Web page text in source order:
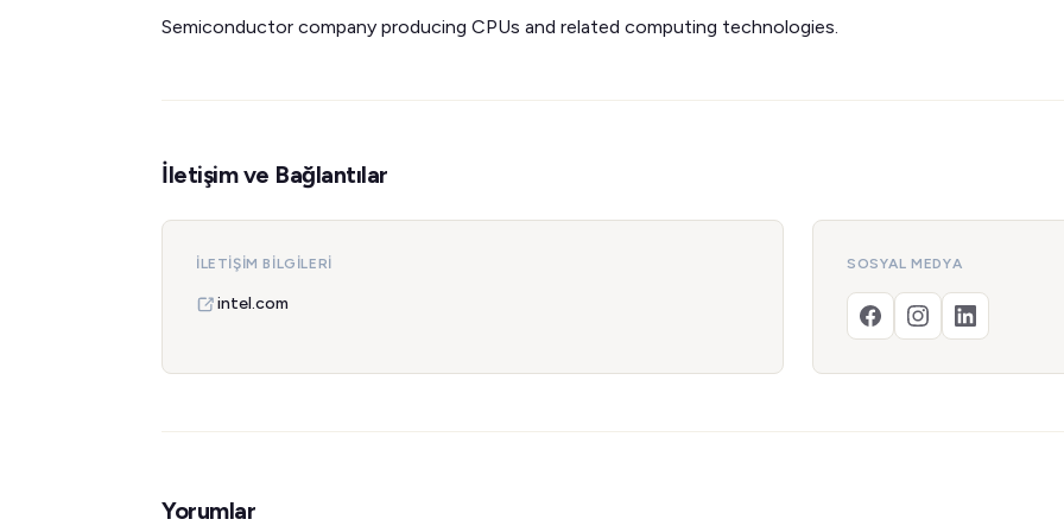
Semiconductor company producing CPUs and related computing technologies.
İletişim ve Bağlantılar
İLETIŞIM BILGILERI
intel.com
SOSYAL MEDYA
Yorumlar